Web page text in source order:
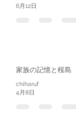
6月12日
家族の記憶と桜島
chiharuf
4月8日